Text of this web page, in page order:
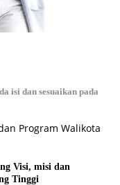
isi dan sesuaikan pada
Visi, misi dan
Tinggi